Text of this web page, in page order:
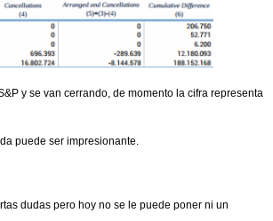
y se van cerrando, de momento la cifra representa
puede ser impresionante.
dudas pero hoy no se le puede poner ni un